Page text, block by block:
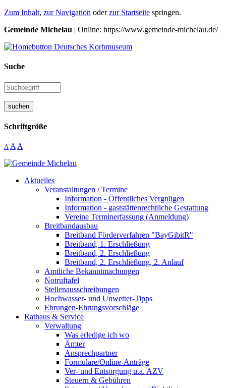
Zum Inhalt, zur Navigation oderzur Startseite springen.
Gemeinde Michelau | Online: https://www.gemeinde-michelau.de/
Suche
suchen
Schriftgröße
A A A
Aktuelles
Veranstaltungen / Termine
Information - Öffentliches Vergnügen
Information - gaststättenrechtliche Gestattung
Vereine Terminerfassung (Anmeldung)
Breitbandausbau
Breitband Förderverfahren "BayGibitR"
Breitband, 1. Erschließung
Breitband, 2. Erschließung
Breitband, 2. Erschließung, 2. Anlauf
Amtliche Bekanntmachungen
Notruftafel
Stellenausschreibungen
Hochwasser- und Unwetter-Tipps
Ehrungen-Ehrungsvorschläge
Rathaus & Service
Verwaltung
Was erledige ich wo
Ämter
Ansprechpartner
Formulare/Online-Anträge
Ver- und Entsorgung u.a. AZV
Steuern & Gebühren